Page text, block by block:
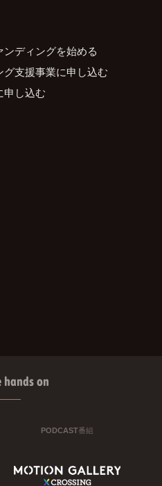
ディングを始める
支援事業に申し込む
申し込む
hands on
PODCAST番組